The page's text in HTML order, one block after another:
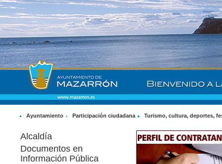
Ayuntamiento Participación ciudadana Turismo, cultura, deportes,
Alcaldía
Documentos en
Información Pública